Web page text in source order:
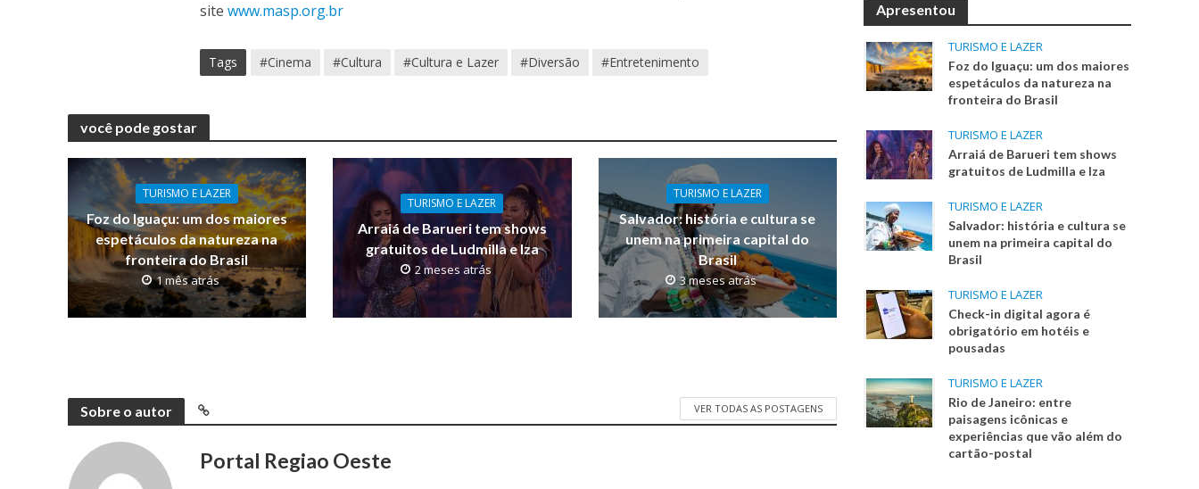
sitewww.masp.org.br
Tags #Cinema #Cultura #Cultura e Lazer #Diversão #Entretenimento
você pode gostar
TURISMO E LAZER
Foz do Iguaçu: um dos maiores
espetáculos da natureza na
fronteira do Brasil
1 mês atrás
TURISMO E LAZER
Arraiá de Barueri tem shows
gratuitos de Ludmilla e Iza
2 meses atrás
TURISMO E LAZER
Salvador: história e cultura se
unem na primeira capital do
Brasil
3 meses atrás
Sobre o autor VER TODAS AS POSTAGENS
Portal Regiao Oeste
Apresentou
TURISMO E LAZER
Foz do Iguaçu: um dos maiores
espetáculos da natureza na
fronteira do Brasil
TURISMO E LAZER
Arraiá de Barueri tem shows
gratuitos de Ludmilla e Iza
TURISMO E LAZER
Salvador: história e cultura se
unem na primeira capital do
Brasil
TURISMO E LAZER
Check-in digital agora é
obrigatório em hotéis e
pousadas
TURISMO E LAZER
Rio de Janeiro: entre
paisagens icônicas e
experiências que vão além do
cartão-postal